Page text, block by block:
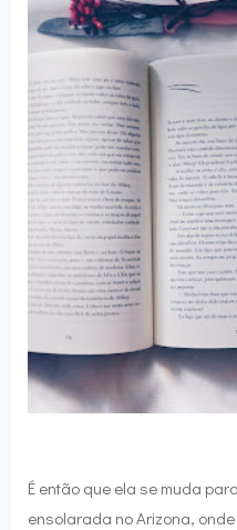
É então que ela se muda
ensolarada no Arizona,